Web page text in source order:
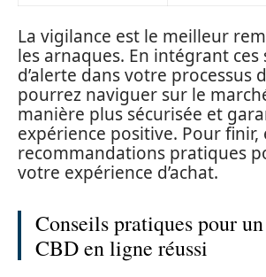
La vigilance est le meilleur
les arnaques. En intégrant ces
d’alerte dans votre processus
pourrez naviguer sur le
manière plus sécurisée et
expérience positive. Pour
recommandations pratiques
votre expérience d’achat.
Conseils pratiques pour
CBD en ligne réussi